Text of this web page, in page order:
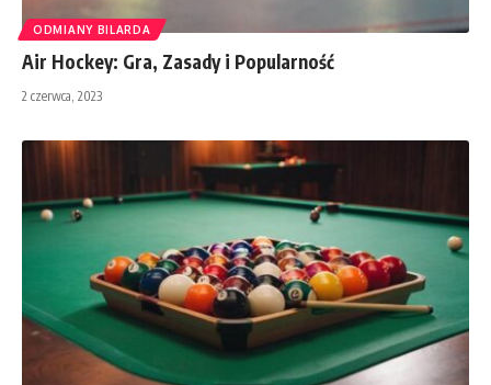
ODMIANY BILARDA
Air Hockey: Gra, Zasady i Popularność
2 czerwca, 2023